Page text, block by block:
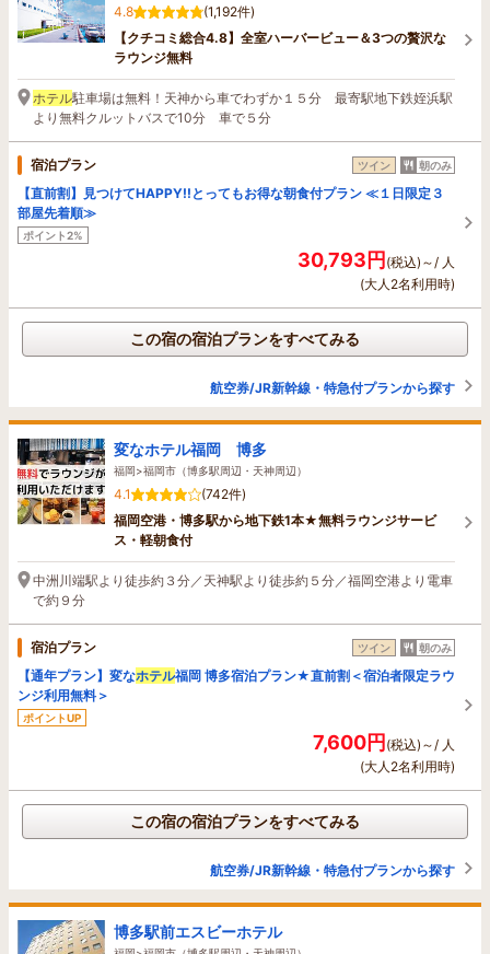
4.8
(1,192件)
【クチコミ総合4.8】全室ハーバービュー＆3つの贅沢な
ラウンジ無料
ホテル駐車場は無料！天神から車でわずか１５分 最寄駅地下鉄姪浜駅
より無料クルットバスで10分 車で５分
宿泊プラン ツイン 朝のみ
【直前割】見つけてHAPPY!!とってもお得な朝食付プラン ≪１日限定３
部屋先着順≫
ポイント2%
30,793円(税込)～/ 人
(大人2名利用時)
この宿の宿泊プランをすべてみる
航空券/JR新幹線・特急付プランから探す
変なホテル福岡 博多
福岡>福岡市（博多駅周辺・天神周辺）
4.1
(742件)
福岡空港・博多駅から地下鉄1本★無料ラウンジサービ
ス・軽朝食付
中洲川端駅より徒歩約３分／天神駅より徒歩約５分／福岡空港より電車
で約９分
宿泊プラン ツイン 朝のみ
【通年プラン】変なホテル福岡 博多宿泊プラン★直前割＜宿泊者限定ラウ
ンジ利用無料＞
ポイントUP
7,600円(税込)～/ 人
(大人2名利用時)
この宿の宿泊プランをすべてみる
航空券/JR新幹線・特急付プランから探す
博多駅前エスビーホテル